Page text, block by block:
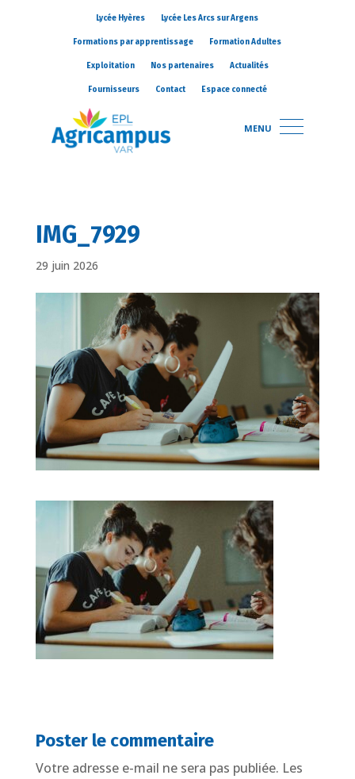
Lycée Hyères Lycée Les Arcs sur Argens
Formations par apprentissage Formation Adultes
Exploitation Nos partenaires Actualités
Fournisseurs Contact Espace connecté
MENU
IMG_7929
29 juin 2026
Poster le commentaire
Votre adresse e-mail ne sera pas publiée. Les